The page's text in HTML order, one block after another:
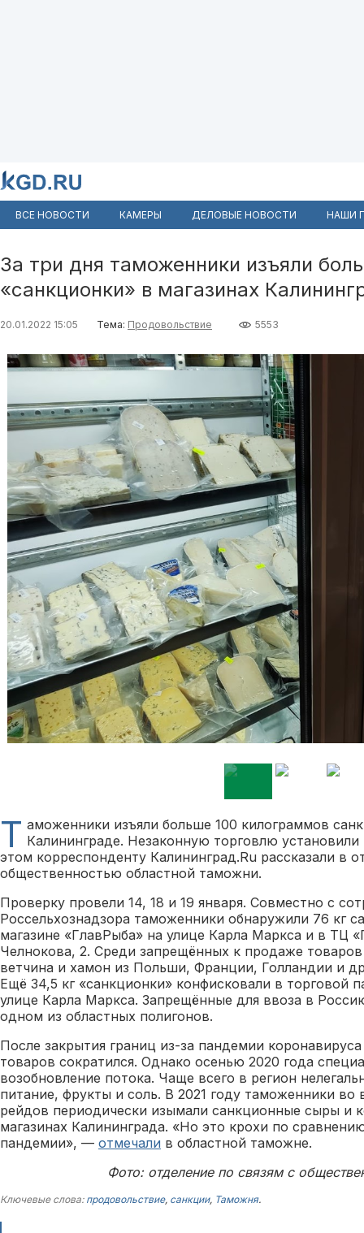
ВСЕ НОВОСТИ КАМЕРЫ ДЕЛОВЫЕ НОВОСТИ НАШИ
За три дня таможенники изъяли
«санкционки» в магазинах
20.01.2022 15:05 Тема: Продовольствие 5553
Т аможенники изъяли больше 100 килограммов
Калининграде. Незаконную торговлю
этом корреспонденту Калининград.Ru рассказали в
общественностью областной таможни.
Проверку провели 14, 18 и 19 января. Совместно с
Россельхознадзора таможенники обнаружили 76 кг
магазине «ГлавРыба» на улице Карла Маркса и в ТЦ
Челнокова, 2. Среди запрещённых к продаже
ветчина и хамон из Польши, Франции, Голландии и
Ещё 34,5 кг «санкционки» конфисковали в торговой
улице Карла Маркса. Запрещённые для ввоза в
одном из областных полигонов.
После закрытия границ из-за пандемии
товаров сократился. Однако осенью 2020 года
возобновление потока. Чаще всего в регион
питание, фрукты и соль. В 2021 году таможенники во
рейдов периодически изымали санкционные сыры и
магазинах Калининграда. «Но это крохи по
пандемии», — отмечали в областной таможне.
Фото: отделение по связям с
Ключевые слова: продовольствие, санкции, Таможня.